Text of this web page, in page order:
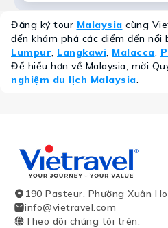
Đăng ký tour Malaysia cùng
đến khám phá các điểm đến nổi
Lumpur, Langkawi, Malacca,
Để hiểu hơn về Malaysia, mời
nghiệm du lịch Malaysia.
190 Pasteur, Phường Xuân
info@vietravel.com
Theo dõi chúng tôi trên: